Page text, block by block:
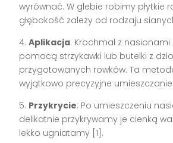
wyrównać. W glebie robimy płytkie
głębokość zależy od rodzaju
4.Aplikacja: Krochmal z
pomocą strzykawki lub butelki z
przygotowanych rowków. Ta
wyjątkowo precyzyjne
5. Przykrycie: Po umieszczeniu
delikatnie przykrywamy je cienką
lekko ugniatamy [1].